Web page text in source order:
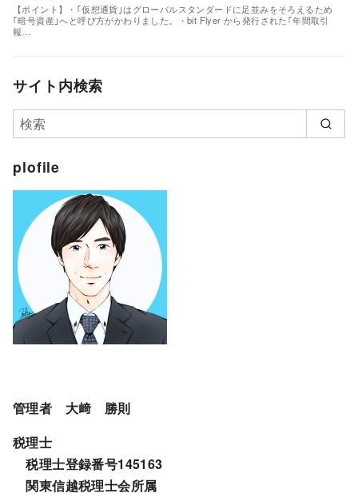
【ポイント】・｢仮想通貨｣はグローバルスタンダードに足並みをそろえるため
｢暗号資産｣へと呼び方がかわりました。・bit Flyer から発行された｢年間取引
報…
サイト内検索
plofile
管理者 大﨑 勝則
税理士
税理士登録番号145163
関東信越税理士会所属